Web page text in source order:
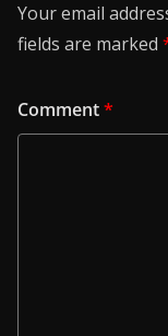
Your email
fields are marked
Comment*